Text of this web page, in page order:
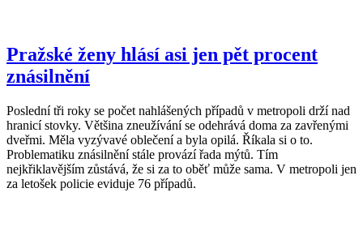
Pražské ženy hlásí asi jen pět procent
znásilnění
Poslední tři roky se počet nahlášených případů v metropoli drží nad
hranicí stovky. Většina zneužívání se odehrává doma za zavřenými
dveřmi. Měla vyzývavé oblečení a byla opilá. Říkala si o to.
Problematiku znásilnění stále provází řada mýtů. Tím
nejkřiklavějším zůstává, že si za to oběť může sama. V metropoli jen
za letošek policie eviduje 76 případů.